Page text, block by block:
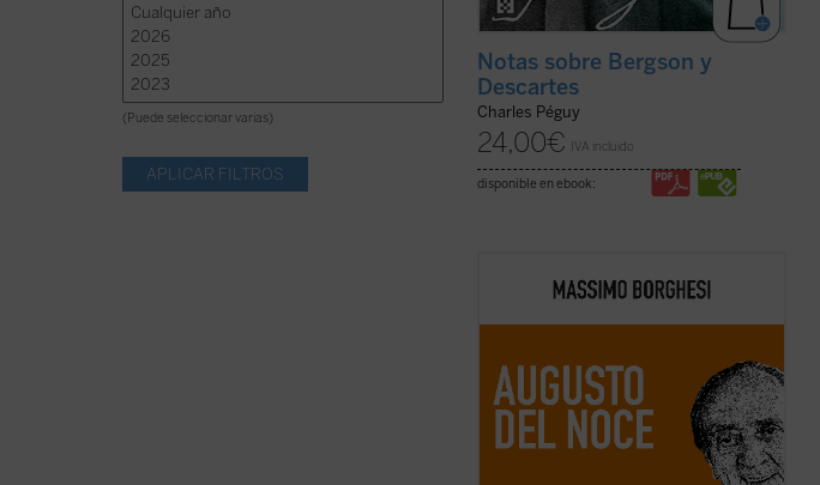
(Puede seleccionar varias)
Notas sobre Bergson y
Descartes
Charles Péguy
24,00€ IVA incluido
disponible en ebook:
Este libro pretende recorrer la evolución
Augusto Del Noce (1910-1989), pensador
camino ideal dominado, en los años
1940-1950, por una intención
fundamental: la ... (ver ficha)